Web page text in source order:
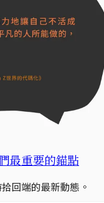
最重要的錨點
回端的最新動態。